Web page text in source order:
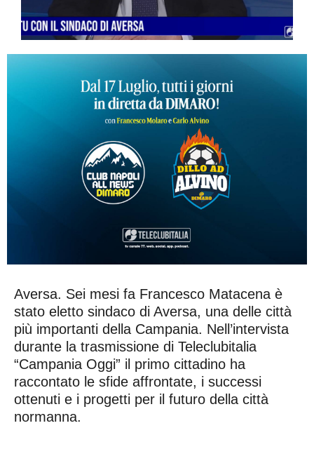
Aversa. Sei mesi fa Francesco Matacena è
stato eletto sindaco di Aversa, una delle città
più importanti della Campania. Nell’intervista
durante la trasmissione di Teleclubitalia
“Campania Oggi” il primo cittadino ha
raccontato le sfide affrontate, i successi
ottenuti e i progetti per il futuro della città
normanna.